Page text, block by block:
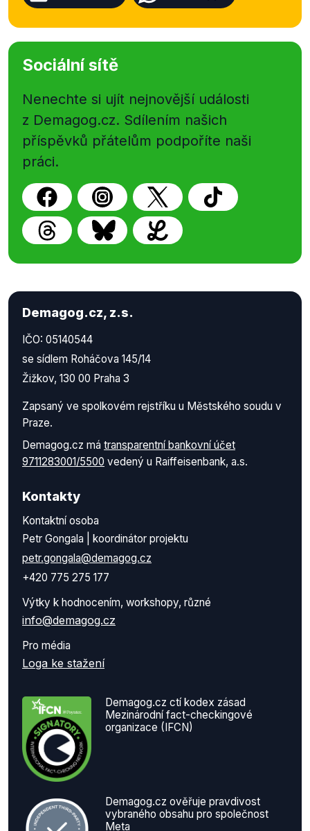
Sociální sítě
Nenechte si ujít nejnovější události
z Demagog.cz. Sdílením našich
příspěvků přátelům podpoříte naši
práci.
Demagog.cz, z.s.
IČO: 05140544
se sídlem Roháčova 145/14
Žižkov, 130 00 Praha 3
Zapsaný ve spolkovém rejstříku u Městského soudu v
Praze.
Demagog.cz má transparentní bankovní účet
9711283001/5500 vedený u Raiffeisenbank, a.s.
Kontakty
Kontaktní osoba
Petr Gongala | koordinátor projektu
petr.gongala@demagog.cz
+420 775 275 177
Výtky k hodnocením, workshopy, různé
info@demagog.cz
Pro média
Loga ke stažení
Demagog.cz ctí kodex zásad
Mezinárodní fact-checkingové
organizace (IFCN)
Demagog.cz ověřuje pravdivost
vybraného obsahu pro společnost
Meta